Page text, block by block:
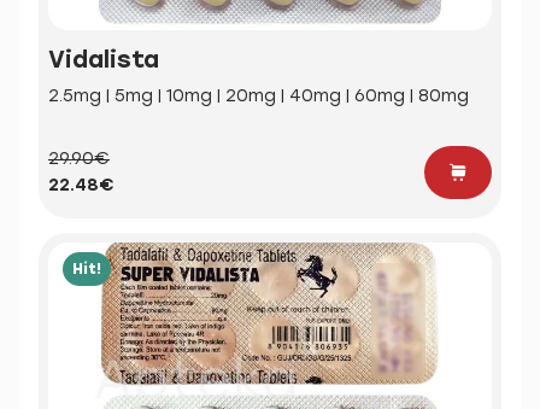
Vidalista
2.5mg | 5mg | 10mg | 20mg | 40mg | 60mg | 80mg
29.90€
22.48€
Hit!